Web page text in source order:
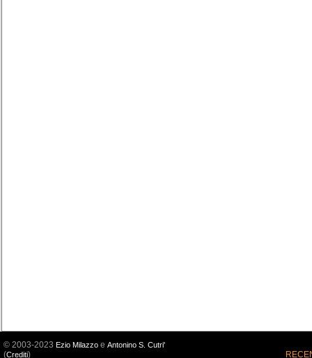
© 2003-2023 Ezio Milazzo e Antonino S. Cutri'
(Crediti)